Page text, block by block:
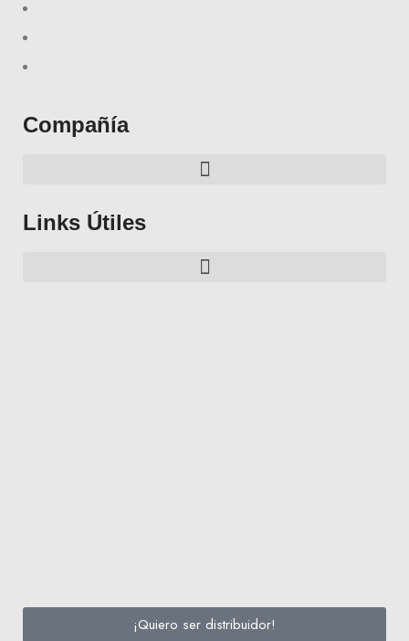
Compañía
Links Útiles
¡Quiero ser distribuidor!